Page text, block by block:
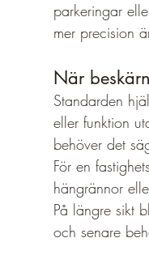
parkeringar
mer precision
När
Standarden
eller funktion
behöver det
För en
hängrännor
På längre sikt
och senare